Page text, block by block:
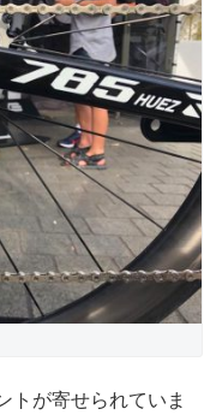
トが寄せられていま